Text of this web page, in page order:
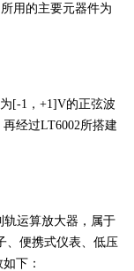
用的主要元器件为
[-1，+1]V的正弦波
经过LT6002所搭建
轨运算放大器，属于
、便携式仪表、低压
下：